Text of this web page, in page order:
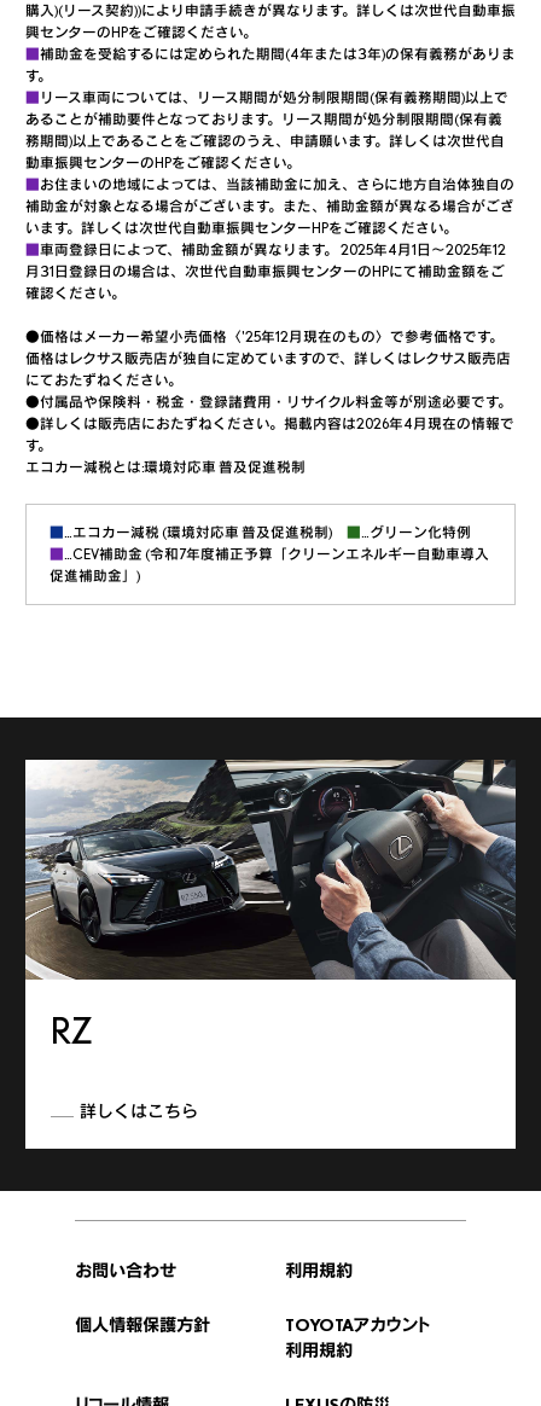
購入)(リース契約))により申請手続きが異なります。詳しくは次世代自動車振
興センターのHPをご確認ください。
■補助金を受給するには定められた期間(4年または3年)の保有義務がありま
す。
■ リース車両については、リース期間が処分制限期間(保有義務期間)以上で
あることが補助要件となっております。リース期間が処分制限期間(保有義
務期間)以上であることをご確認のうえ、申請願います。詳しくは次世代自
動車振興センターのHPをご確認ください。
■お住まいの地域によっては、当該補助金に加え、さらに地方自治体独自の
補助金が対象となる場合がございます。また、補助金額が異なる場合がござ
います。詳しくは次世代自動車振興センターHPをご確認ください。
■車両登録日によって、補助金額が異なります。 2025年4月1日～2025年12
月31日登録日の場合は、次世代自動車振興センターのHPにて補助金額をご
確認ください。​
●価格はメーカー希望小売価格〈'25年12月現在のもの〉で参考価格です。
価格はレクサス販売店が独自に定めていますので、詳しくはレクサス販売店
にておたずねください。
●付属品や保険料・税金・登録諸費用・リサイクル料金等が別途必要です。
●詳しくは販売店におたずねください。掲載内容は2026年4月現在の情報で
す。
エコカー減税とは:環境対応車 普及促進税制
■ …エコカー減税 (環境対応車 普及促進税制) ■ …グリーン化特例
■ …CEV補助金 (令和7年度補正予算「クリーンエネルギー自動車導入
促進補助金」)
RZ
詳しくはこちら
お問い合わせ 利用規約
個人情報保護方針
TOYOTAアカウント
利用規約